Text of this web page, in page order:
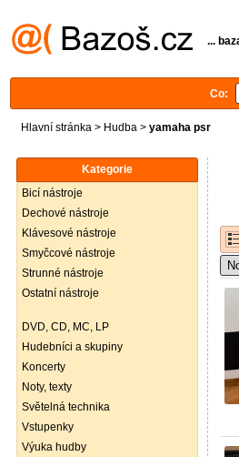
...
Co:
Hlavní stránka > Hudba > yamaha psr
Kategorie
Bicí nástroje
Dechové nástroje
Klávesové nástroje
Smyčcové nástroje
Strunné nástroje
Ostatní nástroje
DVD, CD, MC, LP
Hudebníci a skupiny
Koncerty
Noty, texty
Světelná technika
Vstupenky
Výuka hudby